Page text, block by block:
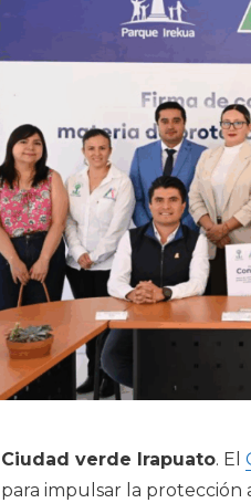
Ciudad verde Irapuato. El
para impulsar la